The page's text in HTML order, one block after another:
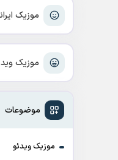
موزیک
موزیک
موضوعات
موزیک ویدئو